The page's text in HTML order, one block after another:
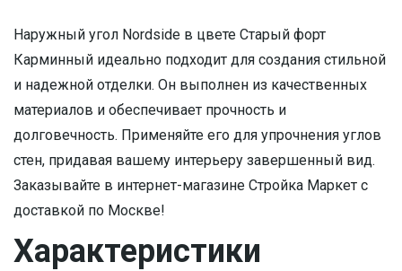
Наружный угол Nordside в цвете Старый форт
Карминный идеально подходит для создания стильной
и надежной отделки. Он выполнен из качественных
материалов и обеспечивает прочность и
долговечность. Применяйте его для упрочнения углов
стен, придавая вашему интерьеру завершенный вид.
Заказывайте в интернет-магазине Стройка Маркет с
доставкой по Москве!
Характеристики